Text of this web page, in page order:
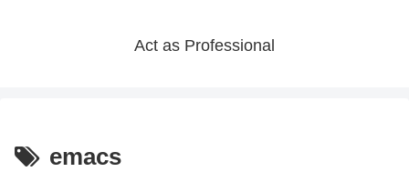
Act as Professional
emacs